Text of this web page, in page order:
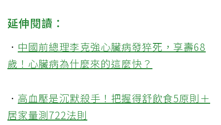
延伸閱讀：
． 中國前總理李克強心臟病發猝死，享壽68
歲！心臟病為什麼來的這麼快？
． 高血壓是沉默殺手！把握得舒飲食5原則＋
居家量測722法則